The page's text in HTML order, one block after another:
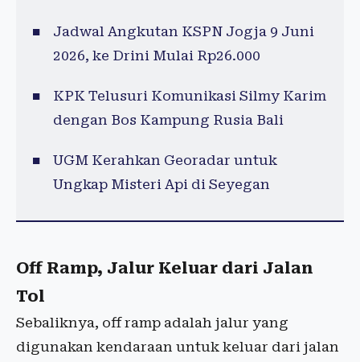
Jadwal Angkutan KSPN Jogja 9 Juni
2026, ke Drini Mulai Rp26.000
KPK Telusuri Komunikasi Silmy Karim
dengan Bos Kampung Rusia Bali
UGM Kerahkan Georadar untuk
Ungkap Misteri Api di Seyegan
Off Ramp, Jalur Keluar dari Jalan
Tol
Sebaliknya, off ramp adalah jalur yang
digunakan kendaraan untuk keluar dari jalan